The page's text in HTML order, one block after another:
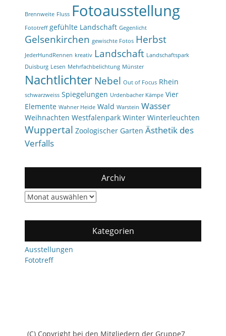
Brennweite Fluss Fotoausstellung
Fototreff gefühlte Landschaft Gegenlicht
Gelsenkirchen gewischte Fotos Herbst
JederHundRennen kreativ Landschaft Landschaftspark
Duisburg Lesen Mehrfachbelichtung Münster
NachtlichterNebel Out of Focus Rhein
schwarzweiss Spiegelungen Urdenbacher Kämpe Vier
Elemente Wahner Heide Wald Warstein Wasser
Weihnachten Westfalenpark Winter Winterleuchten
Wuppertal Zoologischer Garten Ästhetik des
Verfalls
Archiv
Archiv
Kategorien
Ausstellungen
Fototreff
(C) Copyright bei den Mitgliedern der Gruppe7